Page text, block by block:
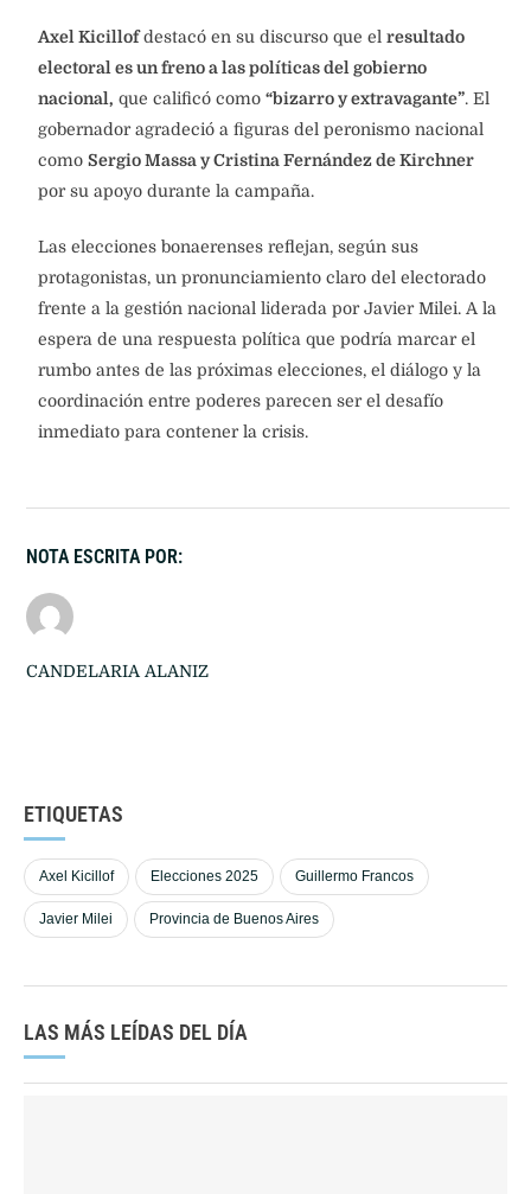
Axel Kicillofdestacó en su discurso que el resultado
electoral es un freno a las políticas del gobierno
nacional, que calificó como “bizarro y extravagante”. El
gobernador agradeció a figuras del peronismo nacional
como Sergio Massa y Cristina Fernández de Kirchner
por su apoyo durante la campaña.
Las elecciones bonaerenses reflejan, según sus
protagonistas, un pronunciamiento claro del electorado
frente a la gestión nacional liderada por Javier Milei. A la
espera de una respuesta política que podría marcar el
rumbo antes de las próximas elecciones, el diálogo y la
coordinación entre poderes parecen ser el desafío
inmediato para contener la crisis.
NOTA ESCRITA POR:
CANDELARIA ALANIZ
ETIQUETAS
Axel Kicillof Elecciones 2025 Guillermo Francos
Javier Milei Provincia de Buenos Aires
LAS MÁS LEÍDAS DEL DÍA